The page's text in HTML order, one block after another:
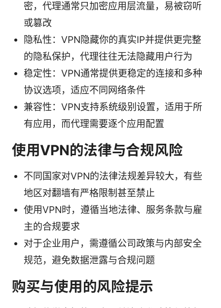
密，代理通常只加密应用层流量，易被窃听
或篡改
隐私性：VPN隐藏你的真实IP并提供更完整
的隐私保护，代理往往无法隐藏用户行为
稳定性：VPN通常提供更稳定的连接和多种
协议选项，适应不同网络条件
兼容性：VPN支持系统级别设置，适用于所
有应用，而代理需要逐个应用配置
使用VPN的法律与合规风险
不同国家对VPN的法律法规差异较大，有些
地区对翻墙有严格限制甚至禁止
使用VPN时，遵循当地法律、服务条款与雇
主的合规要求
对于企业用户，需遵循公司政策与内部安全
规范，避免数据泄露与合规问题
购买与使用的风险提示